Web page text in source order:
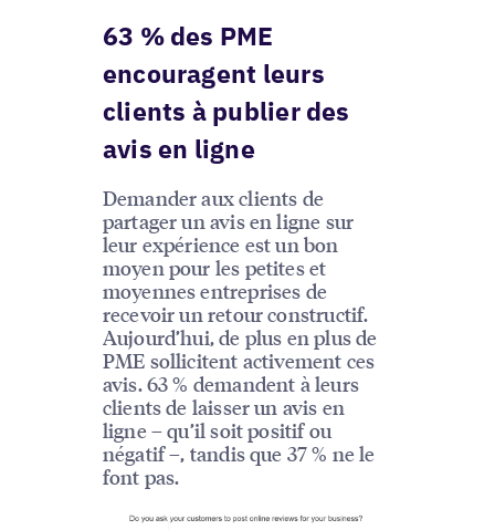
63 % des PME
encouragent leurs
clients à publier des
avis en ligne
Demander aux clients de
partager un avis en ligne sur
leur expérience est un bon
moyen pour les petites et
moyennes entreprises de
recevoir un retour constructif.
Aujourd’hui, de plus en plus de
PME sollicitent activement ces
avis. 63 % demandent à leurs
clients de laisser un avis en
ligne – qu’il soit positif ou
négatif –, tandis que 37 % ne le
font pas.